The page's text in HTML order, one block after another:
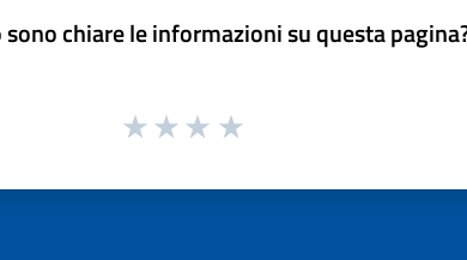
sono chiare le informazioni su questa